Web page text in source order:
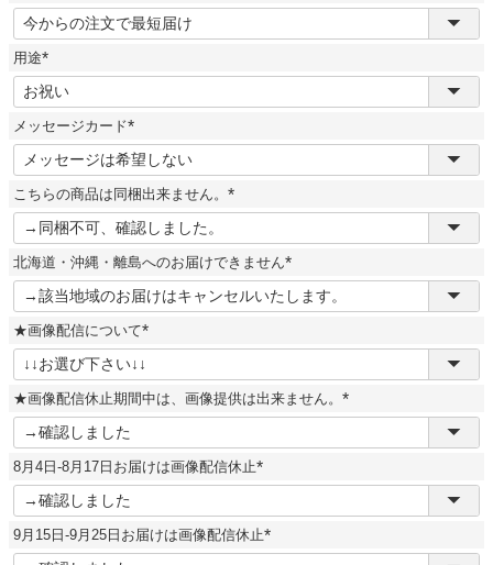
(
必
須
用途
(
必
須
)
メッセージカード
(
必
須
)
こちらの商品は同梱出来ません。
(
須
)
北海道・沖縄・離島へのお届けできません
(
必
須
★画像配信について
(
必
須
)
★画像配信休止期間中は、画像提供は出来ません。
(
須
8月4日-8月17日お届けは画像配信休止
(
須
)
9月15日-9月25日お届けは画像配信休止
(